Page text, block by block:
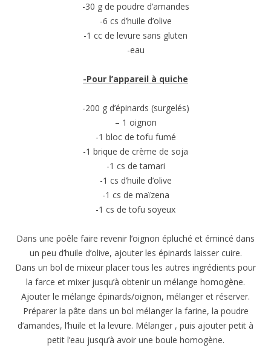
-30 g de poudre d’amandes
-6 cs d’huile d’olive
-1 cc de levure sans gluten
-eau
-Pour l’appareil à quiche
-200 g d’épinards (surgelés)
– 1 oignon
-1 bloc de tofu fumé
-1 brique de crème de soja
-1 cs de tamari
-1 cs d’huile d’olive
-1 cs de maïzena
-1 cs de tofu soyeux
Dans une poêle faire revenir l’oignon épluché et émincé dans
un peu d’huile d’olive, ajouter les épinards laisser cuire.
Dans un bol de mixeur placer tous les autres ingrédients pour
la farce et mixer jusqu’à obtenir un mélange homogène.
Ajouter le mélange épinards/oignon, mélanger et réserver.
Préparer la pâte dans un bol mélanger la farine, la poudre
d’amandes, l’huile et la levure. Mélanger , puis ajouter petit à
petit l’eau jusqu’à avoir une boule homogène.